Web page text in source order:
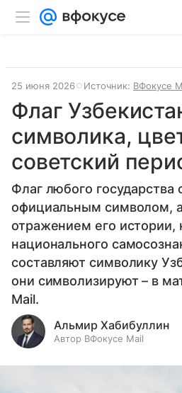
25 июня 2026 Источник: ВФокусе
Флаг
символика,
советский
Флаг любого государства
официальным символом,
отражением его истории,
национального
составляют символику
они символизируют – в
Mail.
Альмир Хабибуллин
Автор ВФокусе Mail